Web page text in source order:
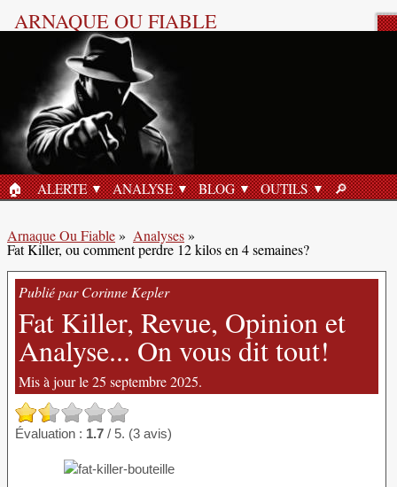
ARNAQUE OU FIABLE
ACCUEIL
🏠︎ ALERTE ANALYSE BLOG OUTILS 🔎︎
Arnaque Ou Fiable» Analyses»
Fat Killer, ou comment perdre 12 kilos en 4 semaines?
Publié par Corinne Kepler
Fat Killer, Revue, Opinion et
Analyse... On vous dit tout!
Mis à jour le 25 septembre 2025.
Évaluation : 1.7 / 5. (3 avis)